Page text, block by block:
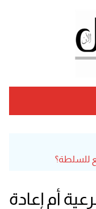
للسلطة؟
أم إعادة